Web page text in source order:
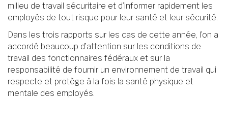
milieu de travail sécuritaire et d’informer rapidement les
employés de tout risque pour leur santé et leur sécurité.
Dans les trois rapports sur les cas de cette année, l’on a
accordé beaucoup d’attention sur les conditions de
travail des fonctionnaires fédéraux et sur la
responsabilité de fournir un environnement de travail qui
respecte et protège à la fois la santé physique et
mentale des employés.